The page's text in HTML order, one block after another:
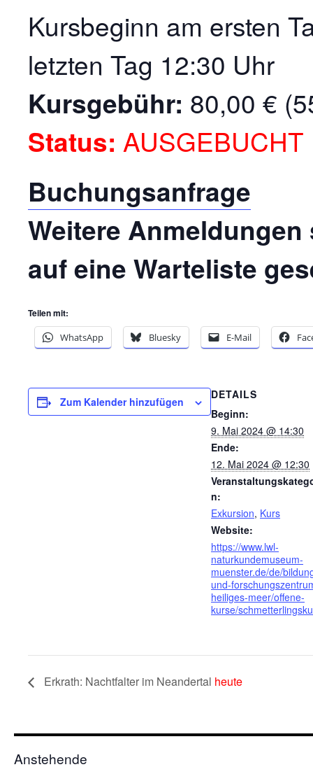
Kursbeginn am ersten
letzten Tag 12:30 Uhr
Kursgebühr: 80,00 €
Status: AUSGEBUCHT
Buchungsanfrage
Weitere
auf eine Warteliste
Teilen mit:
WhatsApp
Bluesky E-Mail
Zum Kalender hinzufügen
DETAILS
Beginn:
9. Mai 2024 @ 14:30
Ende:
12. Mai 2024 @ 12:30
n:
Exkursion, Kurs
Website:
https://www.lwl-
naturkundemuseum-
muenster.de/de/
und-
heiliges-meer/offene-
kurse/
Erkrath: Nachtfalter im Neandertal heute
Anstehende